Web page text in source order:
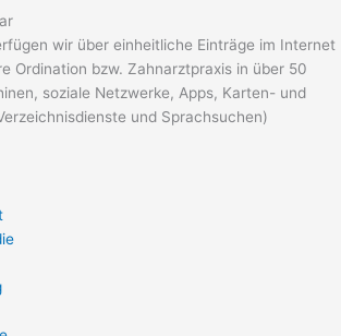
wir über einheitliche Einträge im Internet
Ordination bzw. Zahnarztpraxis in über 50
soziale Netzwerke, Apps, Karten- und
und Sprachsuchen)